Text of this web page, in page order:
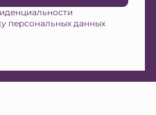
персональных данных